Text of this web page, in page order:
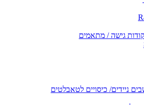
גישה / מתאמים
ניידים/ כיסויים לטאבלטים